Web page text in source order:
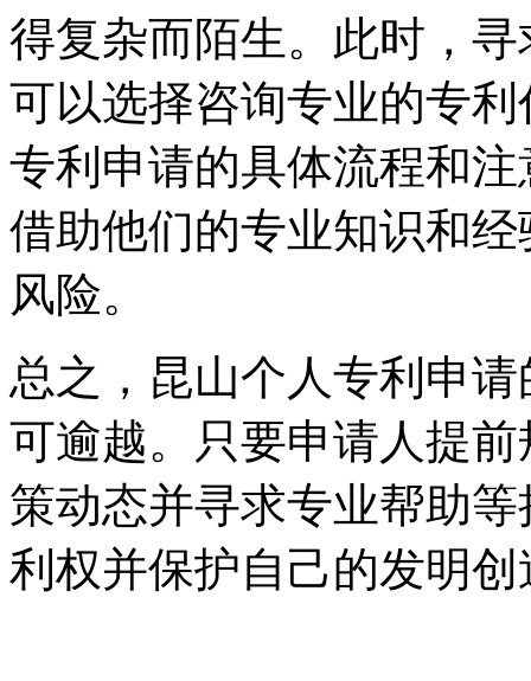
得复杂而陌生。此时，
可以选择咨询专业的专
专利申请的具体流程和
借助他们的专业知识和
风险。
总之，昆山个人专利申
可逾越。只要申请人提
策动态并寻求专业帮助
利权并保护自己的发明创